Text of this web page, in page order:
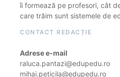
îi formează pe profesori, cât
care trăim sunt sistemele de
CONTACT REDACȚIE
Adrese e-mail
raluca.pantazi@edupedu.ro
mihai.peticila@edupedu.ro